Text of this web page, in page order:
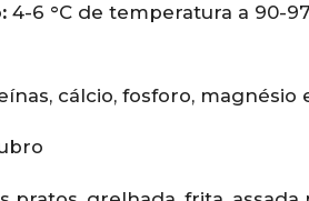
4-6 °C de temperatura a 90-
cálcio, fosforo, magnésio